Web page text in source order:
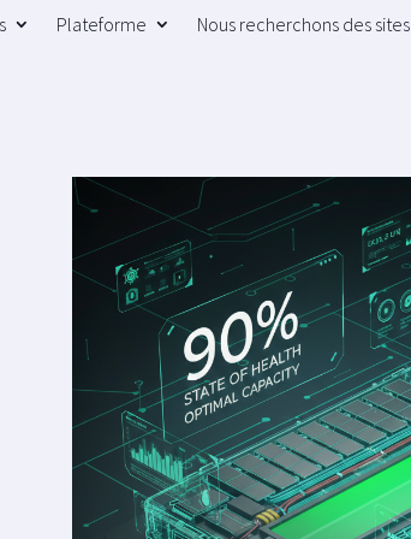
Plateforme Nous recherchons des sites